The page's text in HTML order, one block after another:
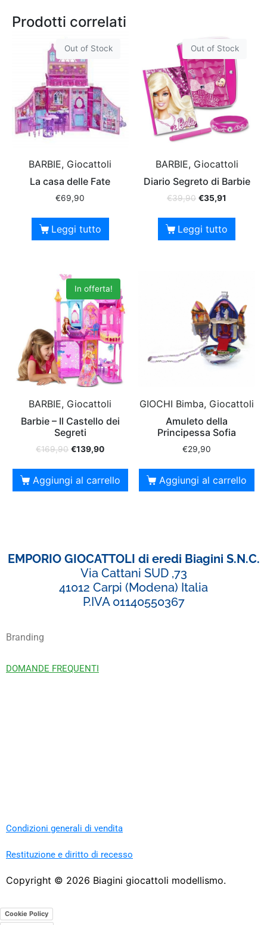
Prodotti correlati
Out of Stock
BARBIE, Giocattoli
La casa delle Fate
€69,90
Leggi tutto
Out of Stock
BARBIE, Giocattoli
Diario Segreto di Barbie
€39,90 €35,91
Leggi tutto
In offerta!
BARBIE, Giocattoli
Barbie – Il Castello dei
Segreti
€169,90 €139,90
Aggiungi al carrello
GIOCHI Bimba, Giocattoli
Amuleto della
Principessa Sofia
€29,90
Aggiungi al carrello
EMPORIO GIOCATTOLI di eredi Biagini S.N.C.
Via Cattani SUD ,73
41012 Carpi (Modena) Italia
P.IVA 01140550367
Branding
DOMANDE FREQUENTI
Condizioni generali di vendita
Restituzione e diritto di recesso
Copyright © 2026 Biagini giocattoli modellismo.
Cookie Policy